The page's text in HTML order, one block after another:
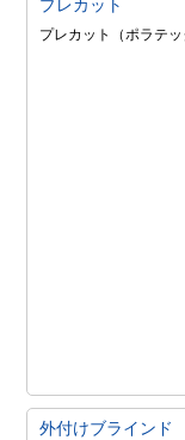
プレカット
プレカット（ポラテッ
外付けブラインド